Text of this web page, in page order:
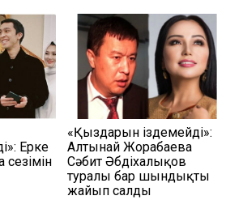
Ерке
«Қыздарын іздемейді»:
Алтынай Жорабаева
Сәбит Әбдіхалықов
туралы бар шындықты
жайып салды